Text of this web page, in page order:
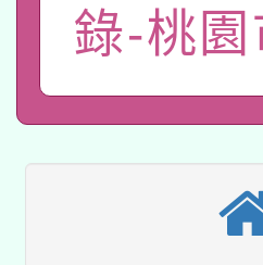
業技術研
用水績優
動」
115年8月
桃園市孔
本校115
招甄選結
適應運動
本館辦理
錄-桃